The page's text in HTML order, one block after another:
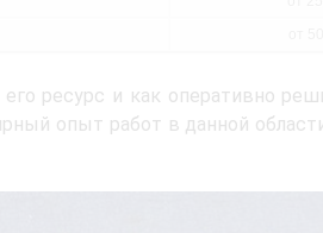
ресурс и как оперативно
опыт работ в данной